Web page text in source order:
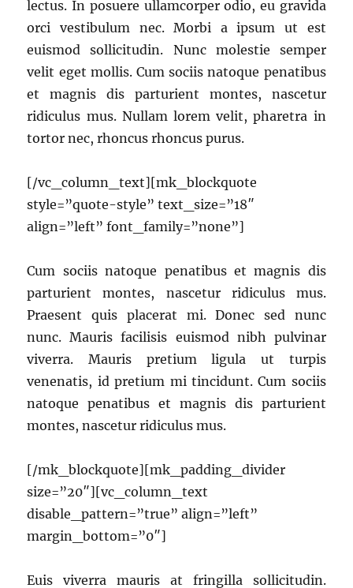
lectus. In posuere ullamcorper odio, eu gravida
orci vestibulum nec. Morbi a ipsum ut est
euismod sollicitudin. Nunc molestie semper
velit eget mollis. Cum sociis natoque penatibus
et magnis dis parturient montes, nascetur
ridiculus mus. Nullam lorem velit, pharetra in
tortor nec, rhoncus rhoncus purus.
[/vc_column_text][mk_blockquote
style=”quote-style” text_size=”18″
align=”left” font_family=”none”]
Cum sociis natoque penatibus et magnis dis
parturient montes, nascetur ridiculus mus.
Praesent quis placerat mi. Donec sed nunc
nunc. Mauris facilisis euismod nibh pulvinar
viverra. Mauris pretium ligula ut turpis
venenatis, id pretium mi tincidunt. Cum sociis
natoque penatibus et magnis dis parturient
montes, nascetur ridiculus mus.
[/mk_blockquote][mk_padding_divider
size=”20″][vc_column_text
disable_pattern=”true” align=”left”
margin_bottom=”0″]
Euis viverra mauris at fringilla sollicitudin.